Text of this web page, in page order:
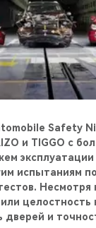
Safety
и TIGGO с
испытаниям
Несмотря
целостность
дверей и